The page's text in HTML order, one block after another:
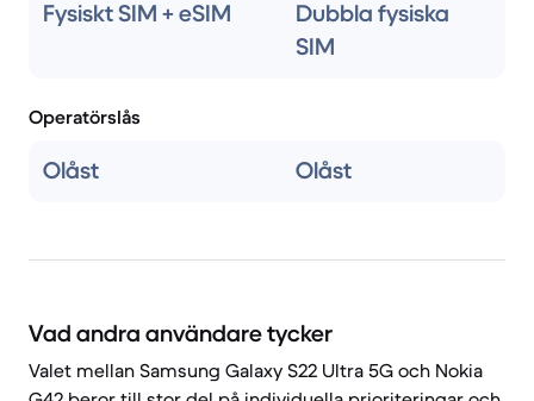
Fysiskt SIM + eSIM
Dubbla fysiska
SIM
Operatörslås
Olåst Olåst
Vad andra användare tycker
Valet mellan Samsung Galaxy S22 Ultra 5G och Nokia